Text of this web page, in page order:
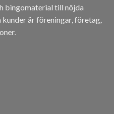
bingomaterial till nöjda
kunder är föreningar, företag,